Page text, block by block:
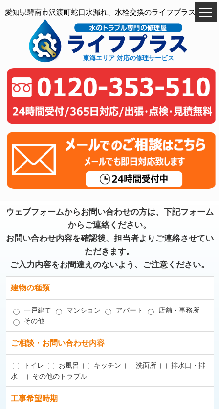
愛知県碧南市沢渡町蛇口水漏れ、水栓交換のライフプラス
東海エリア 対応の修理サービス
ウェブフォームからお問い合わせの方は、下記フォーム
からご連絡ください。
お問い合わせ内容を確認後、担当者よりご連絡させてい
ただきます。
ご入力内容をお間違えのないよう、ご注意ください。
建物の種類
一戸建て マンション アパート
店舗・事務所
その他
ご相談・お問い合わせ内容
トイレ お風呂 キッチン 洗面所
排水口・排
水
その他のトラブル
工事希望時期